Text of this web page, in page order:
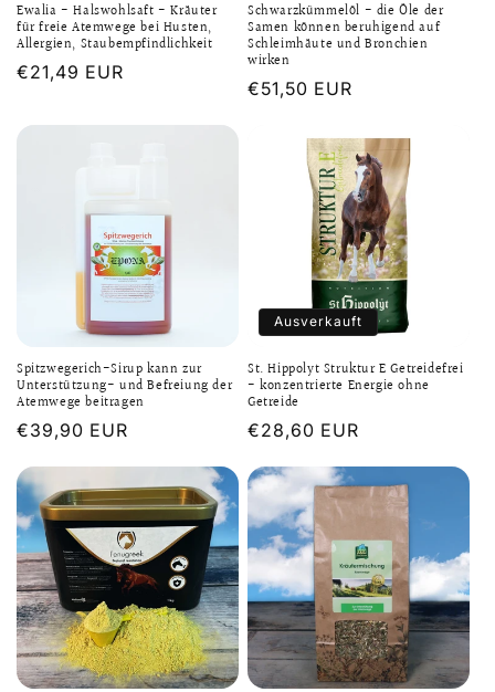
Ewalia - Halswohlsaft - Kräuter
für freie Atemwege bei Husten,
Allergien, Staubempfindlichkeit
Normaler
€21,49 EUR
Schwarzkümmelöl - die Öle der
Samen können beruhigend auf
Schleimhäute und Bronchien
wirken
Normaler
€51,50 EUR
Spitzwegerich-Sirup kann zur
Unterstützung- und Befreiung der
Atemwege beitragen
Normaler
€39,90 EUR
Ausverkauft
St. Hippolyt Struktur E Getreidefrei
- konzentrierte Energie ohne
Getreide
Normaler
€28,60 EUR